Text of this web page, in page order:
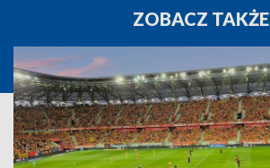
ZOBACZ TAKŻE